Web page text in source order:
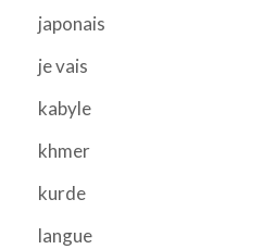
japonais
je vais
kabyle
khmer
kurde
langue